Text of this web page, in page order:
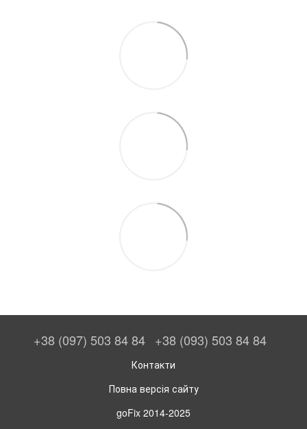
+38 (097) 503 84 84 +38 (093) 503 84 84
Контакти
Повна версія сайту
goFix 2014-2025